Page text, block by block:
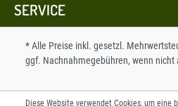
SERVICE
* Alle Preise inkl. gesetzl.
ggf. Nachnahmegebühren, wenn nicht
Diese Website verwendet Cookies, um eine